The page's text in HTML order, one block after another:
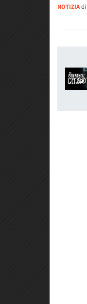
NOTIZIAdi